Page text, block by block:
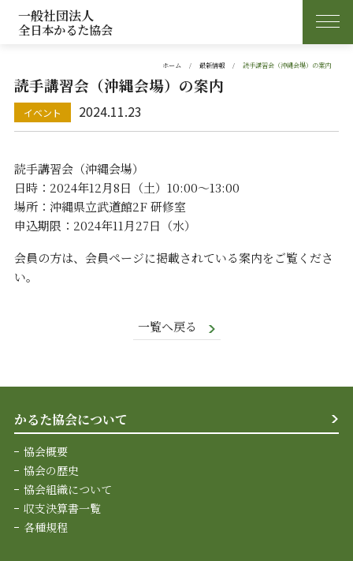
一般社団法人
全日本かるた協会
ホーム 最新情報 読手講習会（沖縄会場）の案内
読手講習会（沖縄会場）の案内
2024.11.23
読手講習会（沖縄会場）
日時：2024年12月8日（土）10:00～13:00
場所：沖縄県立武道館2F 研修室
申込期限：2024年11月27日（水）
会員の方は、会員ページに掲載されている案内をご覧くださ
い。
一覧へ戻る
かるた協会について
協会概要
協会の歴史
協会組織について
収支決算書一覧
各種規程